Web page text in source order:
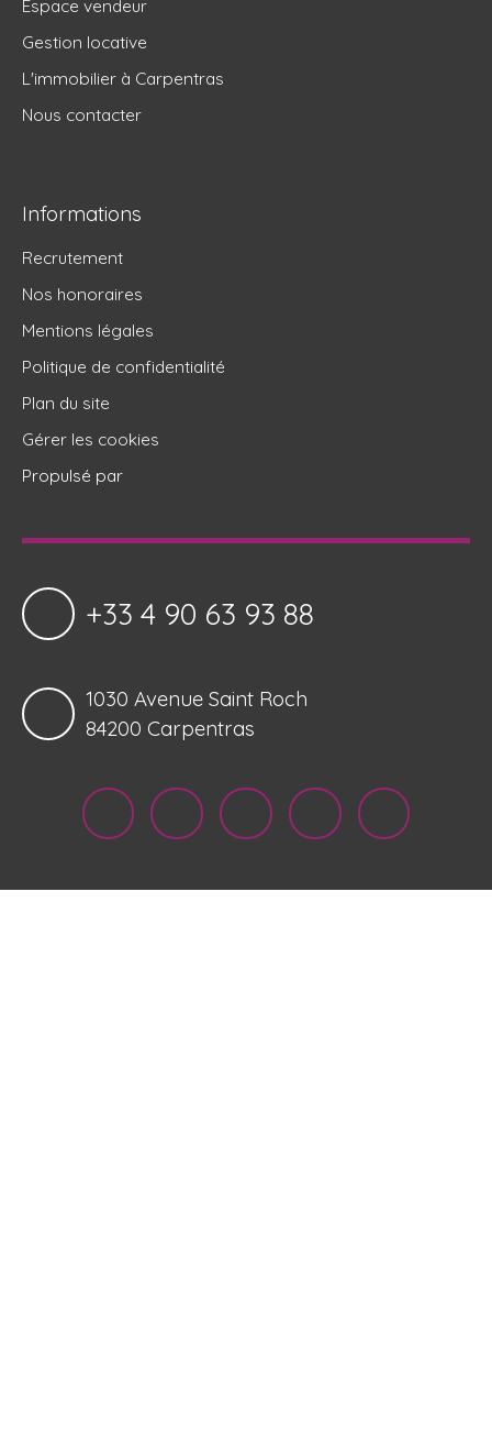
Espace vendeur
Gestion locative
L'immobilier à Carpentras
Nous contacter
Informations
Recrutement
Nos honoraires
Mentions légales
Politique de confidentialité
Plan du site
Gérer les cookies
Propulsé par
+33 4 90 63 93 88
1030 Avenue Saint Roch
84200 Carpentras